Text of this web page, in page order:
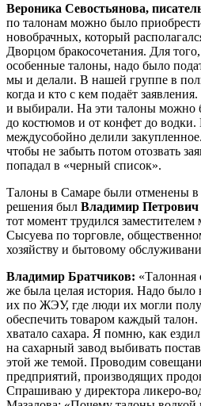
Вероника Севостьянова,
по талонам можно было
новобрачных, который
Дворцом бракосочетания. Для
особенные талоны, надо было
мы и делали. В нашей группе в
когда и кто с кем подаёт
и выбирали. На эти талоны можно
до костюмов и от конфет до
междусобойно делили
чтобы не забыть потом отозвать
попадал в «черный список».
Талоны в Самаре были отменены в
решения был Владимир
тот момент трудился
Сысуева по торговле,
хозяйству и бытовому
Владимир Братчиков: «Талонная
же была целая история. Надо было
их по ЖЭУ, где люди их могли
обеспечить товаром каждый
хватало сахара. Я помню, как
на сахарный завод выбивать
этой же темой. Проводим
предприятий, производящих
Спрашиваю у директора ликеро-